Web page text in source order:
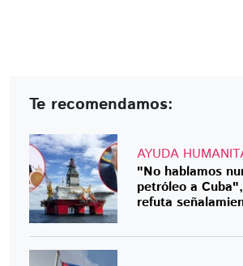
Te recomendamos:
AYUDA
"No hablamos
petróleo a
refuta